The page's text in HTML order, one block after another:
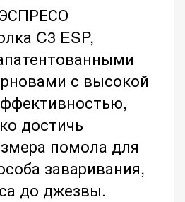
C3 ESP,
с высокой
достичь
помола для
заваривания,
до джезвы.